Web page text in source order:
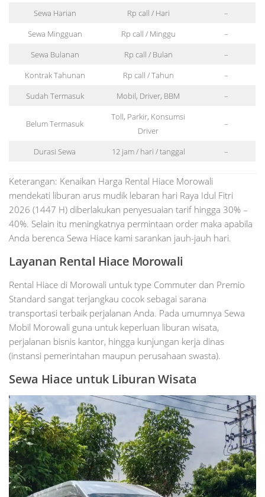
Sewa Harian
Rp call / Hari
–
Sewa Mingguan
Rp call / Minggu
–
Sewa Bulanan
Rp call / Bulan
–
Kontrak Tahunan
Rp call / Tahun
–
Sudah Termasuk
Mobil, Driver, BBM –
Belum Termasuk
Toll, Parkir, Konsumsi
Driver
–
Durasi Sewa 12 jam / hari / tanggal –
Keterangan: Kenaikan Harga Rental Hiace Morowali
mendekati liburan arus mudik lebaran hari Raya Idul Fitri
2026 (1447 H) diberlakukan penyesuaian tarif hingga 30% –
40%. Selain itu meningkatnya permintaan order maka apabila
Anda berenca Sewa Hiace kami sarankan jauh-jauh hari.
Layanan Rental Hiace Morowali
Rental Hiace di Morowali untuk type Commuter dan Premio
Standard sangat terjangkau cocok sebagai sarana
transportasi terbaik perjalanan Anda. Pada umumnya Sewa
Mobil Morowali guna untuk keperluan liburan wisata,
perjalanan bisnis kantor, hingga kunjungan kerja dinas
(instansi pemerintahan maupun perusahaan swasta).
Sewa Hiace untuk Liburan Wisata